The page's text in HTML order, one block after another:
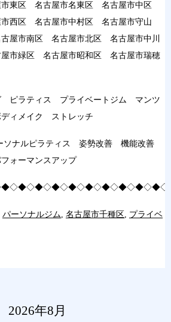
市東区 名古屋市名東区 名古屋市中区
西区 名古屋市中村区 名古屋市守山
屋市南区 名古屋市北区 名古屋市中川
市緑区 名古屋市昭和区 名古屋市瑞穂
ピラティス プライベートジム マンツ
ィメイク ストレッチ
ソナルピラティス 姿勢改善 機能改善
ーマンスアップ
パーソナルジム 名古屋市千種区
プライベ
2026年8月